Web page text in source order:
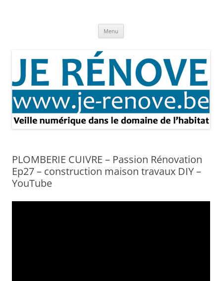
Menu
PLOMBERIE CUIVRE – Passion Rénovation
Ep27 – construction maison travaux DIY –
YouTube